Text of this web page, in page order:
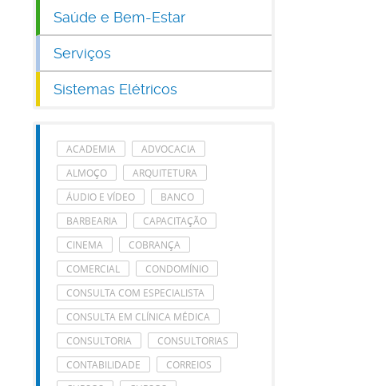
Saúde e Bem-Estar
Serviços
Sistemas Elétricos
ACADEMIA
ADVOCACIA
ALMOÇO
ARQUITETURA
ÁUDIO E VÍDEO
BANCO
BARBEARIA
CAPACITAÇÃO
CINEMA
COBRANÇA
COMERCIAL
CONDOMÍNIO
CONSULTA COM ESPECIALISTA
CONSULTA EM CLÍNICA MÉDICA
CONSULTORIA
CONSULTORIAS
CONTABILIDADE
CORREIOS